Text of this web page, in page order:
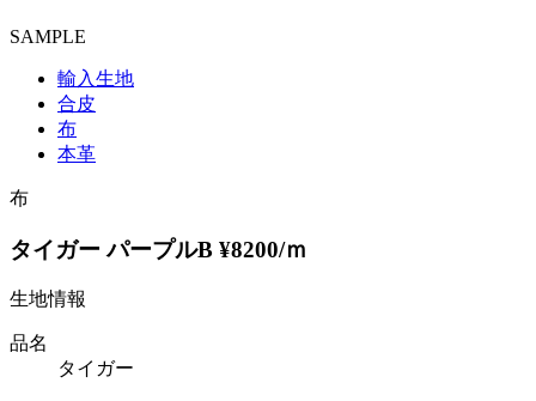
SAMPLE
輸入生地
合皮
布
本革
布
タイガー パープルB ¥8200/ｍ
生地情報
品名
タイガー